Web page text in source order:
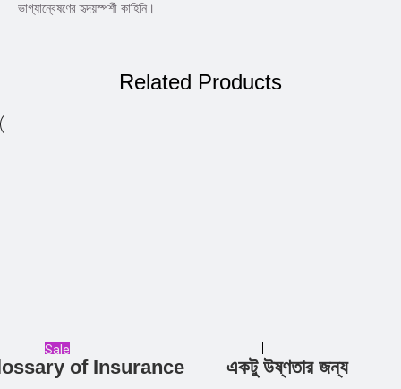
ভাগ্যান্বেষণের হৃদয়স্পর্শী কাহিনি।
Related Products
Sale
of Insurance Add to cart
একটু উষ্ণতার জন্য